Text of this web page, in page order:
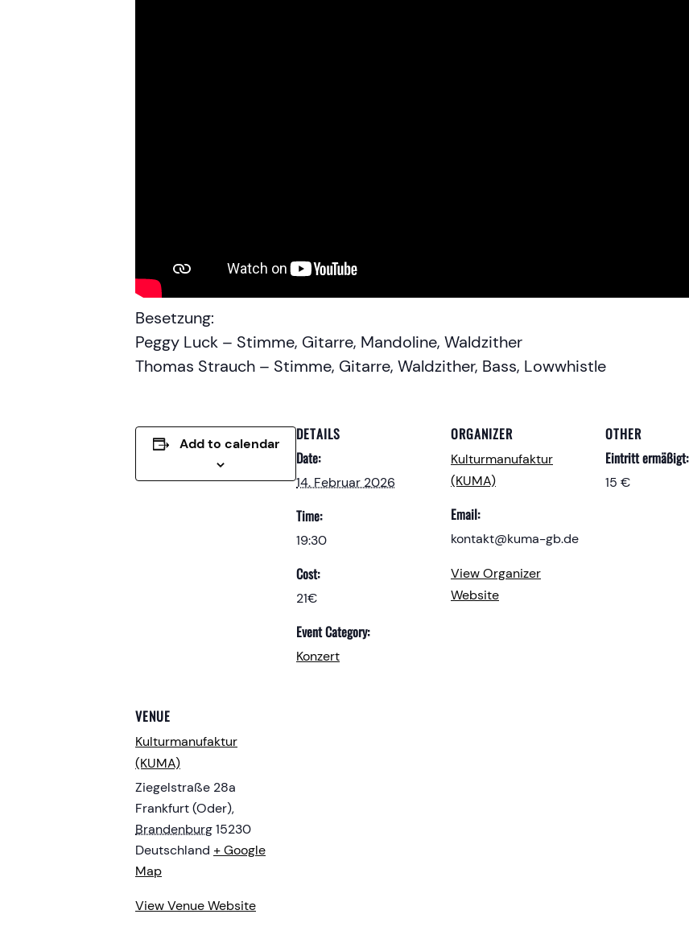
Besetzung:
Peggy Luck – Stimme, Gitarre, Mandoline, Waldzither
Thomas Strauch – Stimme, Gitarre, Waldzither, Bass, Lowwhistle
Add to calendar
DETAILS
Date:
14. Februar 2026
Time:
19:30
Cost:
21€
Event Category:
Konzert
ORGANIZER
Kulturmanufaktur
(KUMA)
Email:
kontakt@kuma-gb.de
View Organizer
Website
OTHER
Eintritt ermäßigt:
15 €
VENUE
Kulturmanufaktur
(KUMA)
Ziegelstraße 28a
Frankfurt (Oder),
Brandenburg15230
Deutschland + Google
Map
View Venue Website